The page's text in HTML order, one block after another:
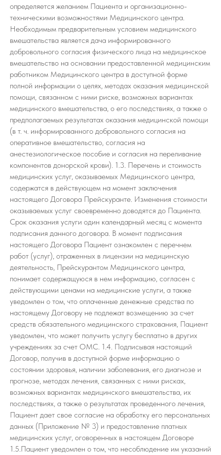
определяется желанием Пациента и организационно-
техническими возможностями Медицинского центра.
Необходимым предварительным условием медицинского
вмешательства является дача информированного
добровольного согласия физического лица на медицинское
вмешательство на основании предоставленной медицинским
работником Медицинского центра в доступной форме
полной информации о целях, методах оказания медицинской
помощи, связанном с ними риске, возможных вариантах
медицинского вмешательства, о его последствиях, а также о
предполагаемых результатах оказания медицинской помощи
(в т. ч. информированного добровольного согласия на
оперативное вмешательство, согласия на
анестезиологическое пособие и согласия на переливание
компонентов донорской крови). 1.3. Перечень и стоимость
медицинских услуг, оказываемых Медицинского центра,
содержатся в действующем на момент заключения
настоящего Договора Прейскуранте. Изменения стоимости
оказываемых услуг своевременно доводятся до Пациента.
Срок оказания услуги один календарный месяц с момента
подписания данного договора. В момент подписания
настоящего Договора Пациент ознакомлен с перечнем
работ (услуг), отраженных в лицензии на медицинскую
деятельность, Прейскурантом Медицинского центра,
понимает содержащуюся в нем информацию, согласен с
действующими ценами на медицинские услуги, а также
уведомлен о том, что оплаченные денежные средства по
настоящему Договору не подлежат возмещению за счет
средств обязательного медицинского страхования, Пациент
уведомлен, что может получить услугу бесплатно в других
учреждениях за счет ОМС. 1.4. Подписывая настоящий
Договор, получив в доступной форме информацию о
состоянии здоровья, наличии заболевания, его диагнозе и
прогнозе, методах лечения, связанных с ними рисках,
возможных вариантах медицинского вмешательства, их
последствиях, а также о результатах проведенного лечения,
Пациент дает свое согласие на обработку его персональных
данных (Приложение № 3) и предоставление платных
медицинских услуг, оговоренных в настоящем Договоре
1.5.Пациент уведомлен о том, что несоблюдение им указаний